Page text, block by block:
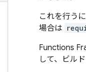
これを行う
場合は
Functions
して、ビル